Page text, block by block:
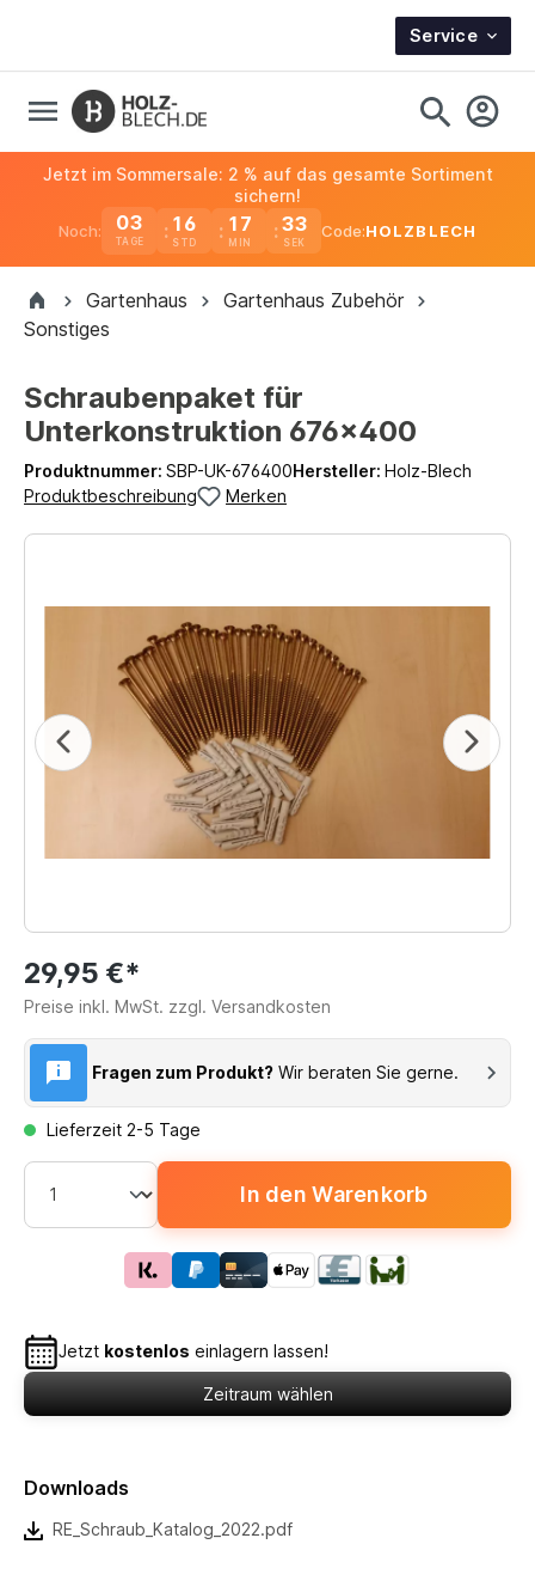
Service
Noch: 03
TAGE
16 17 33
Jetzt im Sommersale: 2 % auf das gesamte Sortiment
sichern!
Code:HOLZBLECH
Gartenhaus
Gartenhaus Zubehör
Sonstiges
Schraubenpaket für
Unterkonstruktion 676x400
Produktnummer: SBP-UK-676400Hersteller: Holz-Blech
Produktbeschreibung
Merken
29,95 €*
Preise inkl. MwSt. zzgl. Versandkosten
Fragen zum Produkt? Wir beraten Sie gerne.
Lieferzeit 2-5 Tage
In den Warenkorb
Jetzt kostenlos einlagern lassen!
Zeitraum wählen
Downloads
RE_Schraub_Katalog_2022.pdf